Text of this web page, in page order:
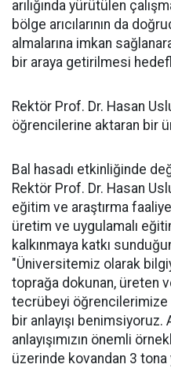
arılığında yürütülen
bölge arıcılarının da
almalarına imkan
bir araya getirilmesi
Rektör Prof. Dr. Hasan
öğrencilerine aktaran bir
Bal hasadı etkinliğinde
Rektör Prof. Dr. Hasan
eğitim ve araştırma
üretim ve uygulamalı
kalkınmaya katkı
"Üniversitemiz olarak
toprağa dokunan, üreten
tecrübeyi öğrencilerimize
bir anlayışı benimsiyoruz.
anlayışımızın önemli
üzerinde kovandan 3